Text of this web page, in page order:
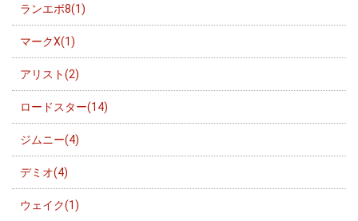
ランエボ8(1)
マークX(1)
アリスト(2)
ロードスター(14)
ジムニー(4)
デミオ(4)
ウェイク(1)